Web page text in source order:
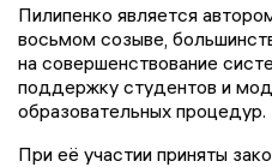
Пилипенко является
восьмом созыве,
на совершенствование
поддержку студентов и
образовательных процедур.
При её участии приняты